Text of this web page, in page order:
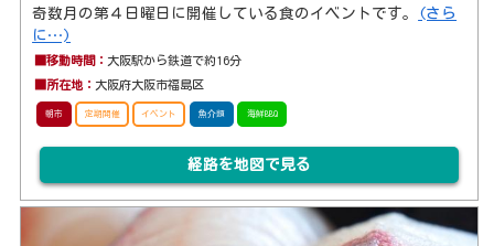
奇数月の第４日曜日に開催している食のイベントです。
(さら
に…)
■移動時間： 大阪駅から鉄道で約16分
■所在地： 大阪府大阪市福島区
朝市 定期開催 イベント 魚介類 海鮮BBQ
経路を地図で見る